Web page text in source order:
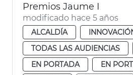
Premios Jaume I
modificado hace 5 años
ALCALDÍA
TODAS LAS AUDIENCIAS
EN PORTADA
EN